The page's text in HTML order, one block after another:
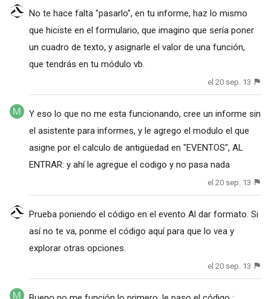
No te hace falta "pasarlo", en tu informe, haz lo mismo
que hiciste en el formulario, que imagino que sería poner
un cuadro de texto, y asignarle el valor de una función,
que tendrás en tu módulo vb.
el 20 sep. 13
Y eso lo que no me esta funcionando, cree un informe sin
el asistente para informes, y le agrego el modulo el que
asigne por el calculo de antigüedad en "EVENTOS", AL
ENTRAR: y ahí le agregue el codigo y no pasa nada
el 20 sep. 13
Prueba poniendo el código en el evento Al dar formato. Si
así no te va, ponme el código aquí para que lo vea y
explorar otras opciones.
el 20 sep. 13